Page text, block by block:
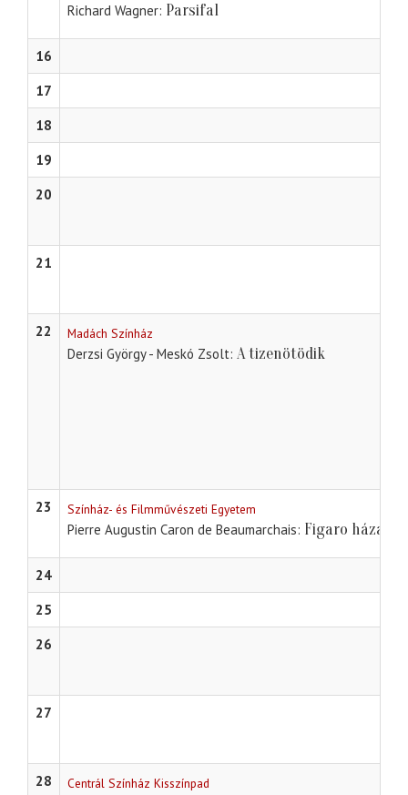
Richard Wagner Parsifal
16
17
18
19
20
21
22 Madách Színház
Derzsi György - Meskó Zsolt A tizenötödik
23 Színház- és Filmművészeti Egyetem
Pierre Augustin Caron de Beaumarchais Figaro
24
25
26
27
28 Centrál Színház Kisszínpad